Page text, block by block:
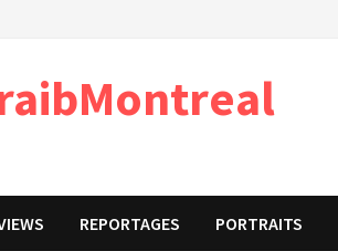
REPORTAGES PORTRAITS